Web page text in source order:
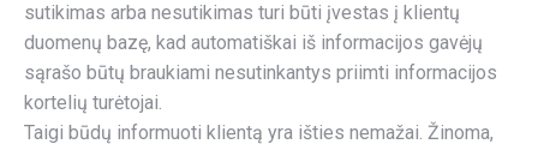
sutikimas arba nesutikimas turi būti įvestas į klientų
duomenų bazę, kad automatiškai iš informacijos gavėjų
sąrašo būtų braukiami nesutinkantys priimti informacijos
kortelių turėtojai.
Taigi būdų informuoti klientą yra išties nemažai. Žinoma,